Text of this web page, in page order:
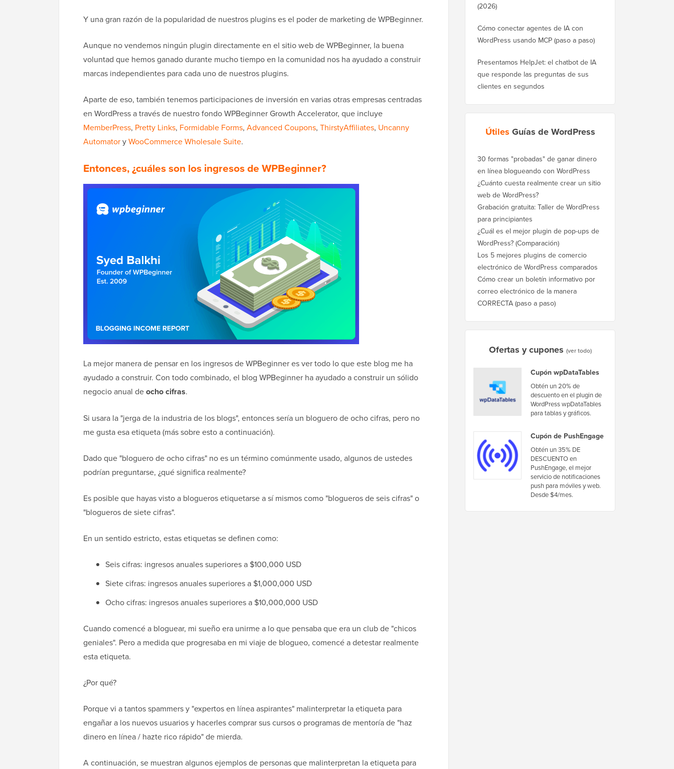
Y una gran razón de la popularidad de nuestros plugins es el poder de marketing de WPBeginner.
Aunque no vendemos ningún plugin directamente en el sitio web de WPBeginner, la buena
voluntad que hemos ganado durante mucho tiempo en la comunidad nos ha ayudado a construir
marcas independientes para cada uno de nuestros plugins.
Aparte de eso, también tenemos participaciones de inversión en varias otras empresas centradas
en WordPress a través de nuestro fondo WPBeginner Growth Accelerator, que incluye
MemberPress, Pretty Links, Formidable Forms, Advanced Coupons, ThirstyAffiliates, Uncanny
AutomatoryWooCommerce Wholesale Suite.
Entonces, ¿cuáles son los ingresos de WPBeginner?
La mejor manera de pensar en los ingresos de WPBeginner es ver todo lo que este blog me ha
ayudado a construir. Con todo combinado, el blog WPBeginner ha ayudado a construir un sólido
negocio anual deocho cifras.
Si usara la "jerga de la industria de los blogs", entonces sería un bloguero de ocho cifras, pero no
me gusta esa etiqueta (más sobre esto a continuación).
Dado que "bloguero de ocho cifras" no es un término comúnmente usado, algunos de ustedes
podrían preguntarse, ¿qué significa realmente?
Es posible que hayas visto a blogueros etiquetarse a sí mismos como "blogueros de seis cifras" o
"blogueros de siete cifras".
En un sentido estricto, estas etiquetas se definen como:
Seis cifras: ingresos anuales superiores a $100,000 USD
Siete cifras: ingresos anuales superiores a $1,000,000 USD
Ocho cifras: ingresos anuales superiores a $10,000,000 USD
Cuando comencé a bloguear, mi sueño era unirme a lo que pensaba que era un club de "chicos
geniales". Pero a medida que progresaba en mi viaje de blogueo, comencé a detestar realmente
esta etiqueta.
¿Por qué?
Porque vi a tantos spammers y "expertos en línea aspirantes" malinterpretar la etiqueta para
engañar a los nuevos usuarios y hacerles comprar sus cursos o programas de mentoría de "haz
dinero en línea / hazte rico rápido" de mierda.
A continuación, se muestran algunos ejemplos de personas que malinterpretan la etiqueta para
(2026)
Cómo conectar agentes de IA con
WordPress usando MCP (paso a paso)
Presentamos HelpJet: el chatbot de IA
que responde las preguntas de sus
clientes en segundos
Útiles Guías de WordPress
30 formas "probadas" de ganar dinero
en línea blogueando con WordPress
¿Cuánto cuesta realmente crear un sitio
web de WordPress?
Grabación gratuita: Taller de WordPress
para principiantes
¿Cuál es el mejor plugin de pop-ups de
WordPress? (Comparación)
Los 5 mejores plugins de comercio
electrónico de WordPress comparados
Cómo crear un boletín informativo por
correo electrónico de la manera
CORRECTA (paso a paso)
Ofertas y cupones (ver todo)
Cupón wpDataTables
Obtén un 20% de
descuento en el plugin de
WordPress wpDataTables
para tablas y gráficos.
Cupón de PushEngage
Obtén un 35% DE
DESCUENTO en
PushEngage, el mejor
servicio de notificaciones
push para móviles y web.
Desde $4/mes.